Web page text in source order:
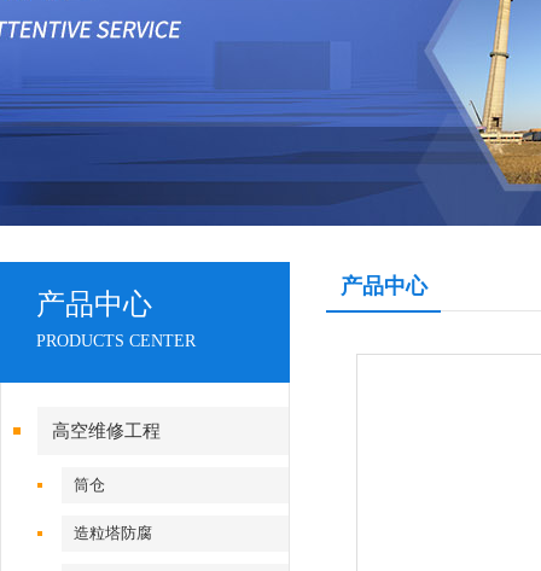
产品中心
PRODUCTS CENTER
高空维修工程
筒仓
造粒塔防腐
产品中心